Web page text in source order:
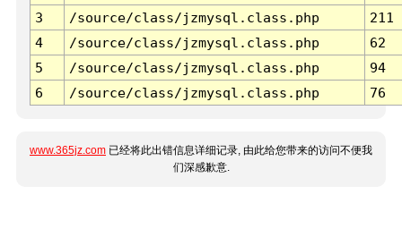
3 /source/class/jzmysql.class.php
211
4
/source/class/jzmysql.class.php
62
5
/source/class/jzmysql.class.php
94
6
/source/class/jzmysql.class.php 76
www.365jz.com 已经将此出错信息详细记录, 由此给您带来的访问不便我
们深感歉意.